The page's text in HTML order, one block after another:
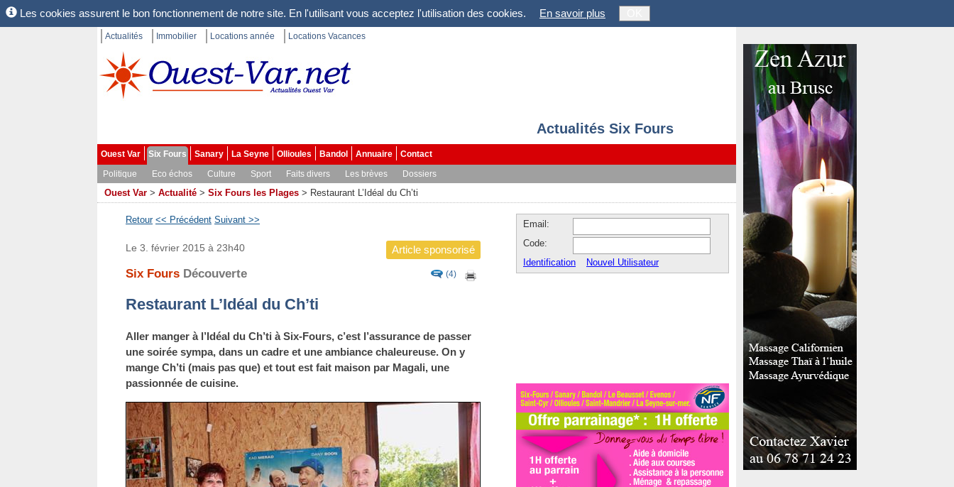
Les cookies assurent le bon fonctionnement de notre site. En l'utilisant vous acceptez l'utilisation des cookies. En savoir plus
Actualités Immobilier Locations année Locations Vacances
Actualités Six Fours
Ouest Var Six Fours Sanary La Seyne Ollioules Bandol Annuaire
Contact
Politique
Eco échos Culture Sport Faits divers Les brèves Dossiers
Ouest Var > Actualité > Six Fours les Plages > Restaurant L’Idéal du Ch’ti
Retour << Précédent Suivant >>
Article sponsorisé
(4)
Le 3. février 2015 à 23h40
Six Fours Découverte
Restaurant L’Idéal du Ch’ti
Aller manger à l’Idéal du Ch’ti à Six-Fours, c’est l’assurance de passer
une soirée sympa, dans un cadre et une ambiance chaleureuse. On y
mange Ch’ti (mais pas que) et tout est fait maison par Magali, une
passionnée de cuisine.
Email:
Code:
Identification
Nouvel Utilisateur